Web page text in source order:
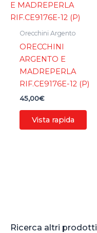
Ricerca altri prodotti
Orecchini Argento
ORECCHINI
ARGENTO E
MADREPERLA
RIF.CE9176E-12 (P)
45,00€
Vista rapida